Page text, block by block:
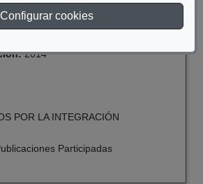
Configurar cookies
2014
POR LA INTEGRACIÓN
Participadas